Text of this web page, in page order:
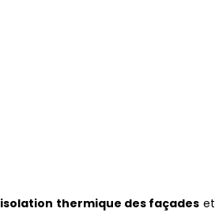
isolation thermique des façades et